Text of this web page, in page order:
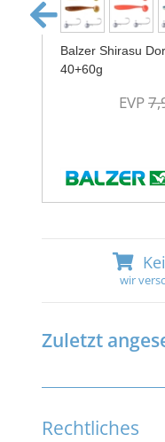
Balzer Shirasu
40+60g
EVP
wir
Zuletzt
Rechtliches